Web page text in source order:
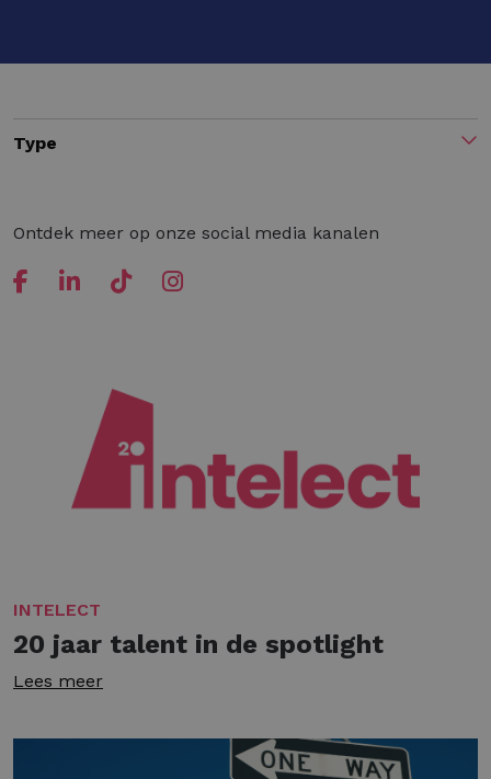
Type
Ontdek meer op onze social media kanalen
INTELECT
20 jaar talent in de spotlight
Lees meer